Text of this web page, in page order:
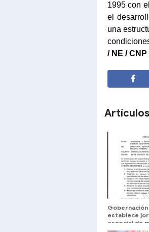
1995 con
el
una
/ NE / CNP
establece
especial de
Plan de